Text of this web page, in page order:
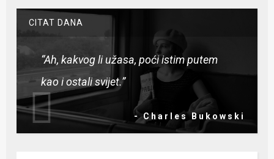
CITAT DANA
“Ah, kakvog li užasa, poći istim putem
kao i ostali svijet.”
- Charles Bukowski